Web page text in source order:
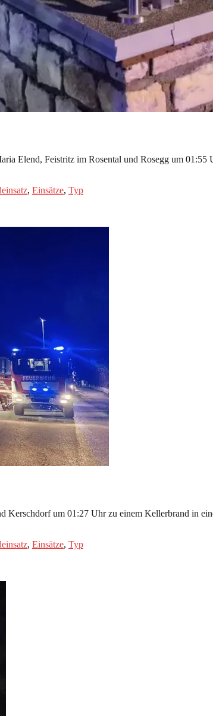
Elend, Feistritz im Rosental und Rosegg um 01:55
, Einsätze, Typ
um 01:27 Uhr zu einem Kellerbrand in
, Einsätze, Typ